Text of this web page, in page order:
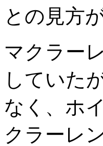
との見方
マクラー
していた
なく、ホ
クラーレ